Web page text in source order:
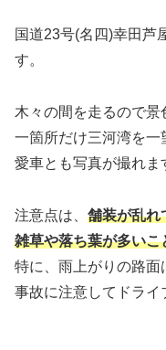
国道23号(名四)幸田芦
す。
木々の間を走るので景
一箇所だけ三河湾を一
愛車とも写真が撮れま
注意点は、 舗装が乱れ
雑草や落ち葉が多いこ
特に、雨上がりの路面
事故に注意してドライ